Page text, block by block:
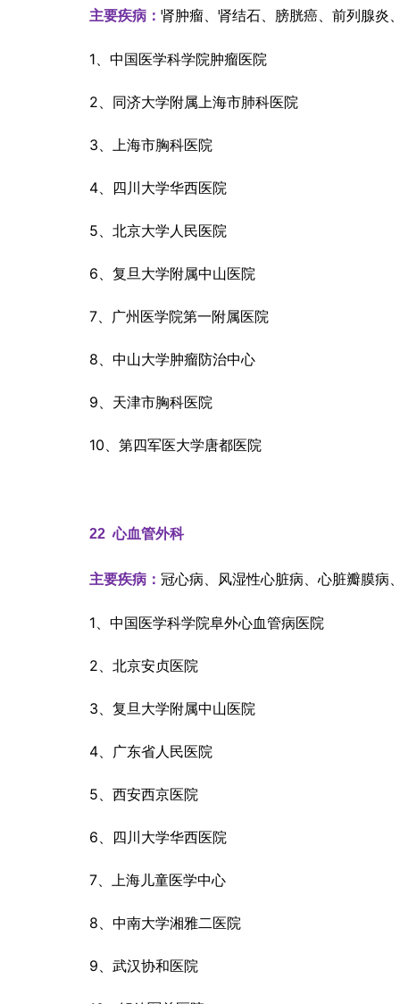
主要疾病： 肾肿瘤、肾结石、膀胱癌、前列腺炎
1、中国医学科学院肿瘤医院
2、同济大学附属上海市肺科医院
3、上海市胸科医院
4、四川大学华西医院
5、北京大学人民医院
6、复旦大学附属中山医院
7、广州医学院第一附属医院
8、中山大学肿瘤防治中心
9、天津市胸科医院
10、第四军医大学唐都医院
22 心血管外科
主要疾病： 冠心病、风湿性心脏病、心脏瓣膜病
1、中国医学科学院阜外心血管病医院
2、北京安贞医院
3、复旦大学附属中山医院
4、广东省人民医院
5、西安西京医院
6、四川大学华西医院
7、上海儿童医学中心
8、中南大学湘雅二医院
9、武汉协和医院